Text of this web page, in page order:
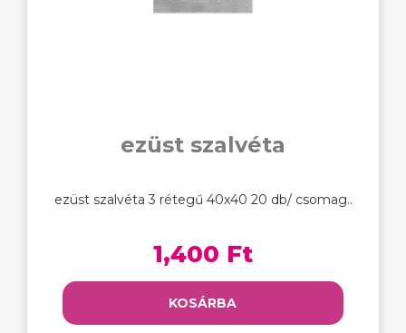
ezüst szalvéta
ezüst szalvéta 3 rétegű 40x40 20 db/ csomag..
1,400 Ft
KOSÁRBA